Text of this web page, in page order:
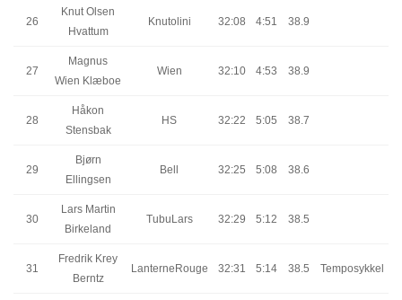
26
Knut Olsen
Hvattum
Knutolini 32:08 4:51 38.9
27
Magnus
Wien Klæboe
Wien 32:10 4:53 38.9
28
Håkon
Stensbak
HS 32:22 5:05 38.7
29
Bjørn
Ellingsen
Bell 32:25 5:08 38.6
30
Lars Martin
Birkeland
TubuLars 32:29 5:12 38.5
31
Fredrik Krey
Berntz
LanterneRouge 32:31 5:14 38.5 Temposykkel